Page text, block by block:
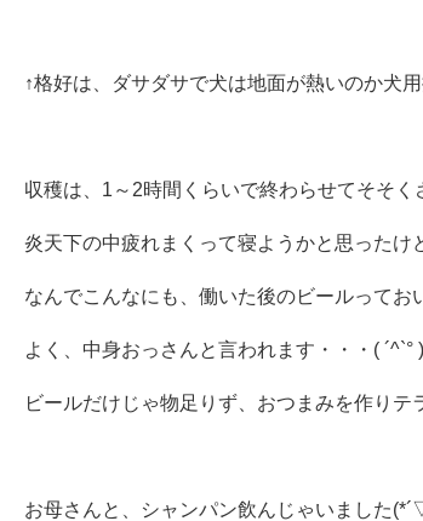
↑格好は、ダサダサで犬は地面が熱いのか犬
収穫は、1～2時間くらいで終わらせてそそく
炎天下の中疲れまくって寝ようかと思ったけ
なんでこんなにも、働いた後のビールってお
よく、中身おっさんと言われます・・・( ´^`°
ビールだけじゃ物足りず、おつまみを作りテ
お母さんと、シャンパン飲んじゃいました